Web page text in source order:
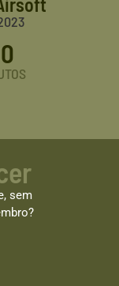
sem